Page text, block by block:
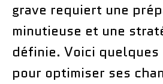
grave requiert une
minutieuse et une
définie. Voici
pour optimiser ses